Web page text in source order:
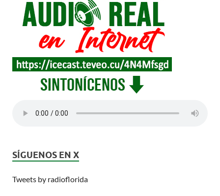
SÍGUENOS EN X
Tweets by radioflorida